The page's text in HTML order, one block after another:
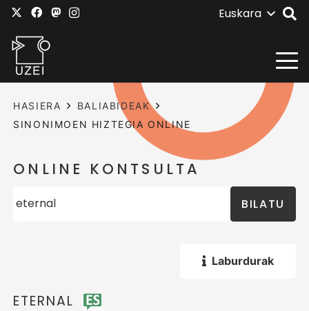
Euskara
HASIERA
BALIABIDEAK
SINONIMOEN HIZTEGIA ONLINE
ONLINE KONTSULTA
BILATU
Laburdurak
ETERNAL